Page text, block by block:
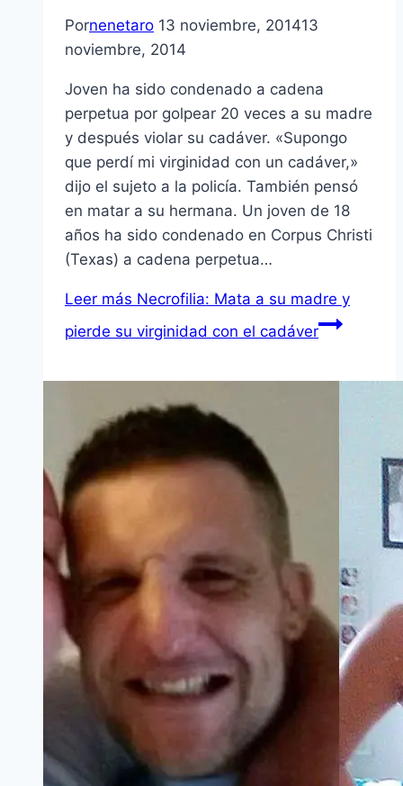
Pornenetaro 13 noviembre, 201413
noviembre, 2014
Joven ha sido condenado a cadena
perpetua por golpear 20 veces a su madre
y después violar su cadáver. «Supongo
que perdí mi virginidad con un cadáver,»
dijo el sujeto a la policía. También pensó
en matar a su hermana. Un joven de 18
años ha sido condenado en Corpus Christi
(Texas) a cadena perpetua…
Leer más Necrofilia: Mata a su madre y
pierde su virginidad con el cadáver